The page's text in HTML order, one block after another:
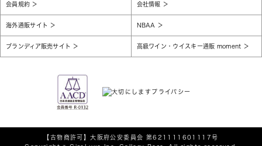
会員規約 会社情報
海外通販サイト NBAA
ブランディア販売サイト 高級ワイン・ウイスキー通販 moment
【古物商許可】大阪府公安委員会 第621111601117号